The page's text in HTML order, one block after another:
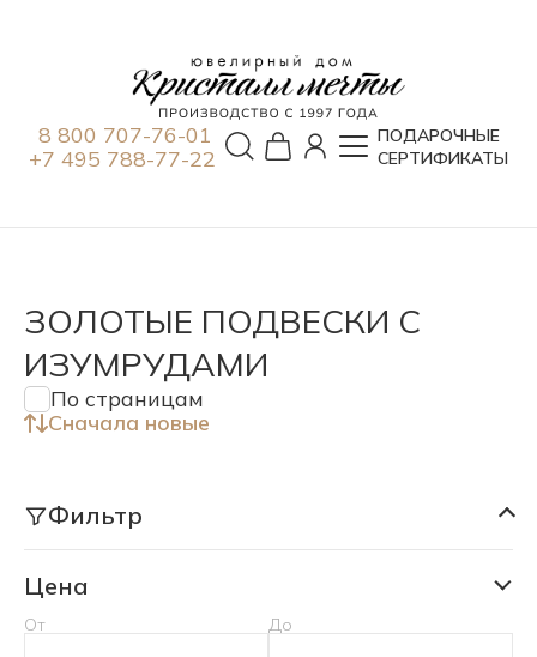
8 800 707-76-01
+7 495 788-77-22
ПОДАРОЧНЫЕ
СЕРТИФИКАТЫ
ЗОЛОТЫЕ ПОДВЕСКИ С
ИЗУМРУДАМИ
По страницам
Сначала новые
Фильтр
Цена
От До